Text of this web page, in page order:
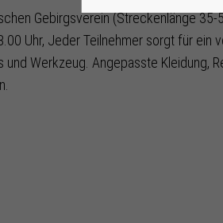
Gebirgsverein (Streckenlänge 35-
Uhr, Jeder Teilnehmer sorgt für ein
und Werkzeug. Angepasste Kleidung,